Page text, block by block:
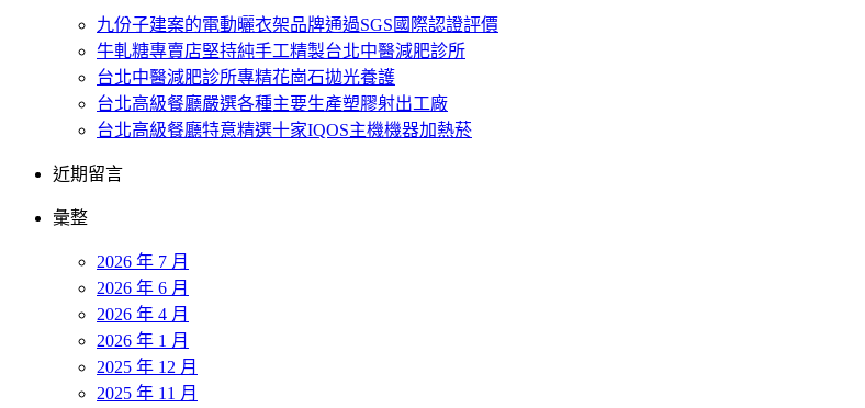
九份子建案的電動曬衣架品牌通過SGS國際認證評價
牛軋糖專賣店堅持純手工精製台北中醫減肥診所
台北中醫減肥診所專精花崗石拋光養護
台北高級餐廳嚴選各種主要生產塑膠射出工廠
台北高級餐廳特意精選十家IQOS主機機器加熱菸
近期留言
彙整
2026 年 7 月
2026 年 6 月
2026 年 4 月
2026 年 1 月
2025 年 12 月
2025 年 11 月